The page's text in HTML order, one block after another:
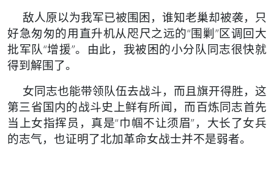
敌人原以为我军已被围困，谁知老巢却被袭，只
好急匆匆的用直升机从咫尺之远的“围剿”区调回大
批军队“增援”。由此，我被困的小分队同志很快就
得到解围了。
女同志也能带领队伍去战斗，而且旗开得胜，这
第三省国内的战斗史上鲜有所闻，而百炼同志首先
当上女指挥员，真是“巾帼不让须眉”，大长了女兵
的志气，也证明了北加革命女战士并不是弱者。